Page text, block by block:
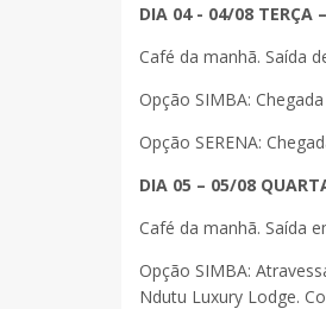
DIA 04 - 04/08 TERÇA
Café da manhã. Saída
Opção SIMBA:
Opção SERENA:
DIA 05 – 05/08
Café da manhã. Saída
Opção SIMBA:
Ndutu Luxury Lodge.